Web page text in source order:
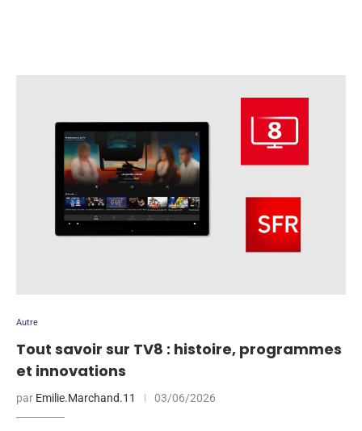
Autre
Tout savoir sur TV8 : histoire, programmes
et innovations
par Emilie.Marchand.11 03/06/2026